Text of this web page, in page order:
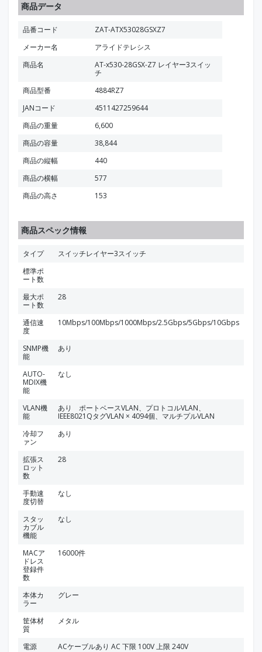
商品データ
品番コード
ZAT-ATX53028GSXZ7
メーカー名
アライドテレシス
商品名
AT-x530-28GSX-Z7 レイヤー3スイッ
チ
商品型番
4884RZ7
JANコード
4511427259644
商品の重量
6,600
商品の容量
38,844
商品の縦幅
440
商品の横幅
577
商品の高さ
153
商品スペック情報
タイプ
スイッチレイヤー3スイッチ
標準ポ
ート数
最大ポ
ート数
28
通信速
度
10Mbps/100Mbps/1000Mbps/2.5Gbps/5Gbps/10Gbps
SNMP機
能
あり
AUTO-
MDIX機
能
なし
VLAN機
能
あり ポートベースVLAN、プロトコルVLAN、
IEEE8021QタグVLAN × 4094個、マルチプルVLAN
冷却フ
ァン
あり
拡張ス
ロット
数
28
手動速
度切替
なし
スタッ
カブル
機能
なし
MACア
ドレス
登録件
数
16000件
本体カ
ラー
グレー
筐体材
質
メタル
電源
ACケーブルあり AC 下限 100V 上限 240V